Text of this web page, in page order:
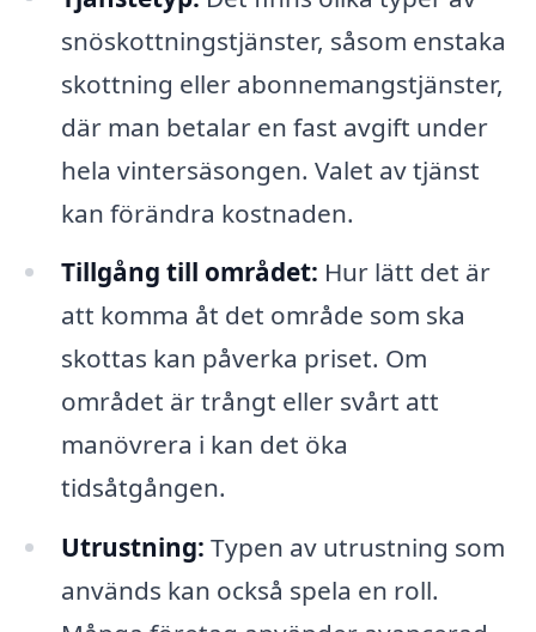
snöskottningstjänster, såsom enstaka
skottning eller abonnemangstjänster,
där man betalar en fast avgift under
hela vintersäsongen. Valet av tjänst
kan förändra kostnaden.
Tillgång till området: Hur lätt det är
att komma åt det område som ska
skottas kan påverka priset. Om
området är trångt eller svårt att
manövrera i kan det öka
tidsåtgången.
Utrustning: Typen av utrustning som
används kan också spela en roll.